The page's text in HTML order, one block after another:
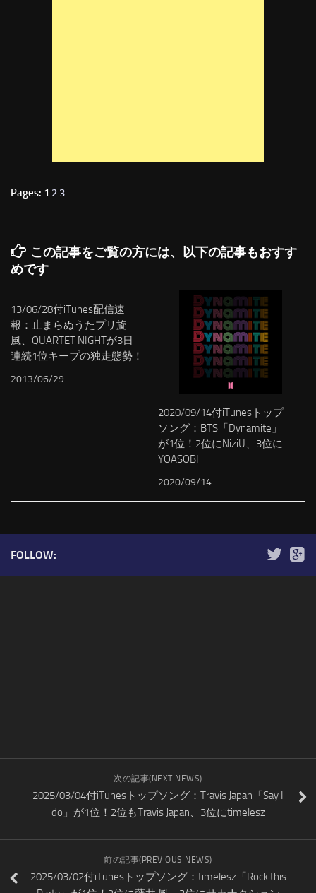
Pages: 1 2 3
この記事をご覧の方には、以下の記事もおすす
めです
13/06/28付iTunes配信速
報：止まらぬうたプリ旋
風、QUARTET NIGHTが3日
連続1位キープの独走態勢！
2013/06/29
2020/09/14付iTunesトップ
ソング：BTS「Dynamite」
が1位！2位にNiziU、3位に
YOASOBI
2020/09/14
FOLLOW:
次の記事(NEXT NEWS)
2025/03/04付iTunesトップソング：Travis Japan「Say I
do」が1位！2位もTravis Japan、3位にtimelesz
前の記事(PREVIOUS NEWS)
2025/03/02付iTunesトップソング：timelesz「Rock this